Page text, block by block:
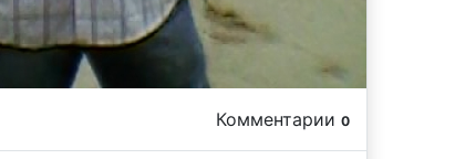
Комментарии 0